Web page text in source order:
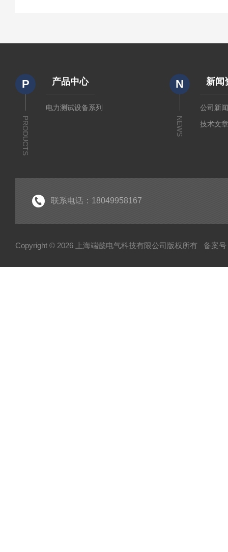
P
PRODUCTS
产品中心
电力测试设备系列
N
NEWS
新闻
公司新
技术文
联系电话：18049958167
Copyright © 2026 上海端懿电气科技有限公司版权所有 备案号